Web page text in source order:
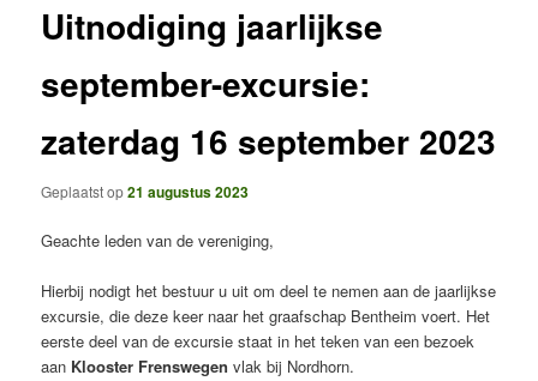
Uitnodiging jaarlijkse
september-excursie:
zaterdag 16 september 2023
Geplaatst op21 augustus 2023
Geachte leden van de vereniging,
Hierbij nodigt het bestuur u uit om deel te nemen aan de jaarlijkse
excursie, die deze keer naar het graafschap Bentheim voert. Het
eerste deel van de excursie staat in het teken van een bezoek
aan Klooster Frenswegenvlak bij Nordhorn.